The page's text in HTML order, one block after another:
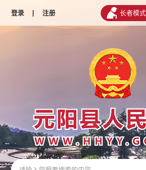
登录 | 注册 长者模式